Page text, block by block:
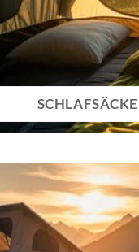
SCHLAFSÄCKE